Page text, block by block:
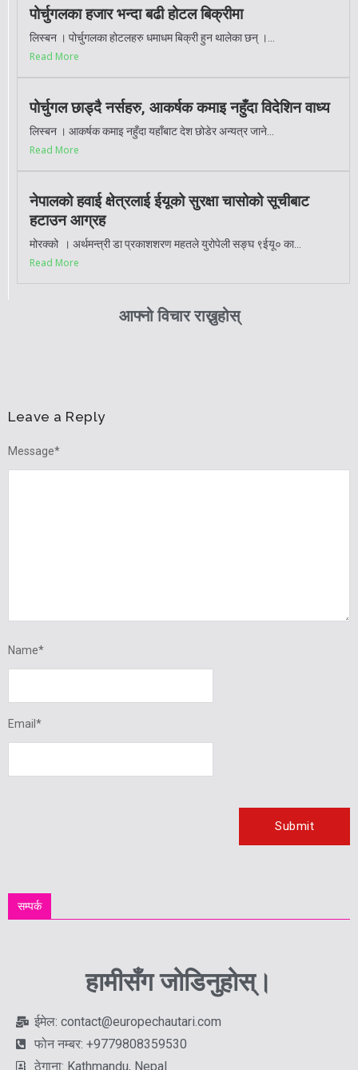
पोर्चुगलका हजार भन्दा बढी होटल बिक्रीमा
लिस्बन । पोर्चुगलका होटलहरु धमाधम बिक्री हुन थालेका छन् ।...
Read More
पोर्चुगल छाड्दै नर्सहरु, आकर्षक कमाइ नहुँदा विदेशिन वाध्य
लिस्बन । आकर्षक कमाइ नहुँदा यहाँबाट देश छोडेर अन्यत्र जाने...
Read More
नेपालको हवाई क्षेत्रलाई ईयूको सुरक्षा चासोको सूचीबाट
हटाउन आग्रह
मोरक्को । अर्थमन्त्री डा प्रकाशशरण महतले युरोपेली सङ्घ ९ईयू० का...
Read More
आफ्नो विचार राख्नुहोस्
Leave a Reply
Message*
Name*
Email *
सम्पर्क
हामीसँग जोडिनुहोस्।
ईमेल: contact@europechautari.com
फोन नम्बर: +9779808359530
ठेगाना: Kathmandu, Nepal